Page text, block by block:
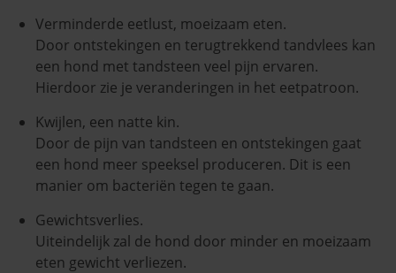
Verminderde eetlust, moeizaam eten.
Door ontstekingen en terugtrekkend tandvlees kan
een hond met tandsteen veel pijn ervaren.
Hierdoor zie je veranderingen in het eetpatroon.
Kwijlen, een natte kin.
Door de pijn van tandsteen en ontstekingen gaat
een hond meer speeksel produceren. Dit is een
manier om bacteriën tegen te gaan.
Gewichtsverlies.
Uiteindelijk zal de hond door minder en moeizaam
eten gewicht verliezen.